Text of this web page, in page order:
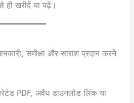
ही खरीदें या पढ़ें।
समीक्षा और सारांश प्रदान करने
PDF, अवैध डाउनलोड लिंक या